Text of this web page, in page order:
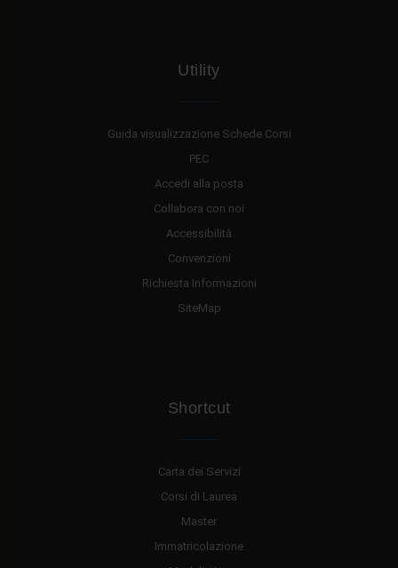
Utility
Guida visualizzazione Schede Corsi
PEC
Accedi alla posta
Collabora con noi
Accessibilità
Convenzioni
Richiesta Informazioni
SiteMap
Shortcut
Carta dei Servizi
Corsi di Laurea
Master
Immatricolazione